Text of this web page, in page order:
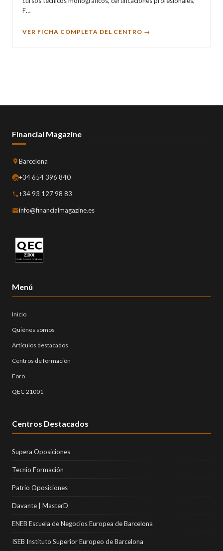
F…
VER FICHA COMPLETA DEL CENTRO →
Financial Magazine
Barcelona
+34 654 396 840
+34 93 127 98 83
info@financialmagazine.es
Menú
Inicio
Quiénes somos
Artículos destacados
Centros de formación
Foro
QEC-21001
Centros Destacados
Supera Oposiciones
Tecnio Formación
Patrio Oposiciones
Davante | MasterD
ENEB Escuela de Negocios Europea de Barcelona
ISEB Instituto Superior Europeo de Barcelona